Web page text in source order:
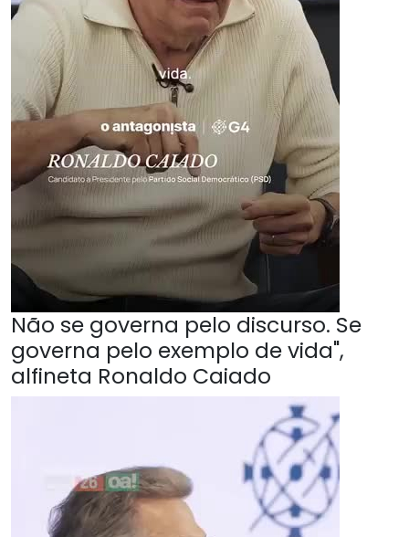
Não se governa pelo discurso. Se
governa pelo exemplo de vida",
alfineta Ronaldo Caiado